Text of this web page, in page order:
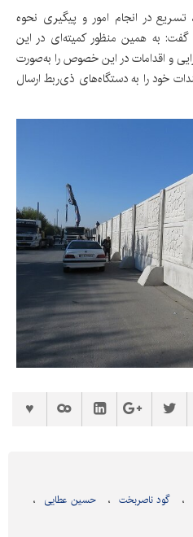
کرج، تسریع در انجام امور و پیگیری نحوه
به همین منظور کمیته‌ای در این
و اقدامات در این خصوص را به‌صورت
خود را به دستگاه‌های ذی‌ربط ارسال
گود ناصربخت
حسین عطایی